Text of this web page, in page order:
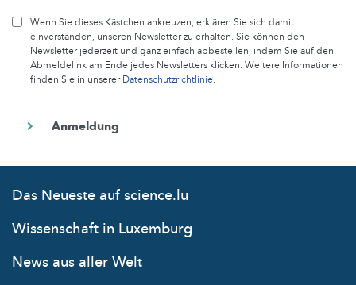
Wenn Sie dieses Kästchen ankreuzen, erklären Sie sich damit
einverstanden, unseren Newsletter zu erhalten. Sie können den
Newsletter jederzeit und ganz einfach abbestellen, indem Sie auf den
Abmeldelink am Ende jedes Newsletters klicken. Weitere Informationen
finden Sie in unsererDatenschutzrichtlinie.
Das Neueste auf science.lu
Wissenschaft in Luxemburg
News aus aller Welt